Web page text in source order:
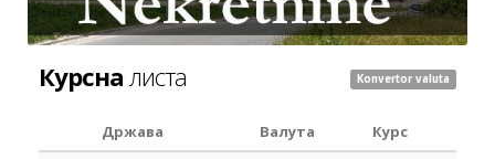
Курсна листа Konvertor valuta
Држава Валута
Курс